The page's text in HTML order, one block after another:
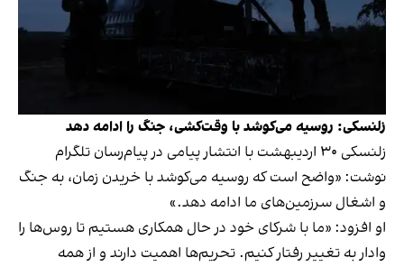
زلنسکی: روسیه می‌کوشد با وقت‌کشی، جنگ را ادامه دهد
زلنسکی ۳۰ اردیبهشت با انتشار پیامی در پیام‌رسان تلگرام
نوشت: «واضح است که روسیه می‌کوشد با خریدن زمان، به جنگ
و اشغال سرزمین‌های ما ادامه دهد.»
او افزود: «ما با شرکای خود در حال همکاری هستیم تا روس‌ها را
وادار به تغییر رفتار کنیم. تحریم‌ها اهمیت دارند و از همه